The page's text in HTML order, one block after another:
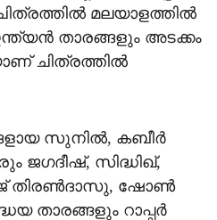
മലയാളത്തിൽ
താരങ്ങളും അടക്കം
ചിത്രത്തിൽ
സുനിൽ, കബീർ
ജഗദീഷ്, സിദ്ധിഖ്,
തിരൺദാസു, ഷോൺ
താരങ്ങളും റാപ്പർ